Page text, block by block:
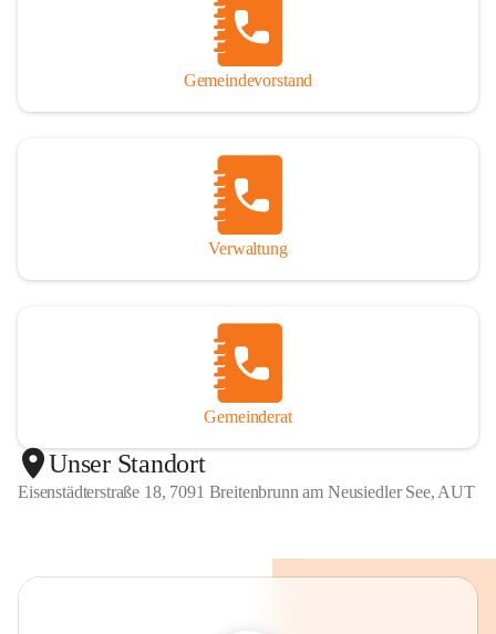
Gemeindevorstand
Verwaltung
Gemeinderat
Unser Standort
Eisenstädterstraße 18, 7091 Breitenbrunn am Neusiedler See, AUT